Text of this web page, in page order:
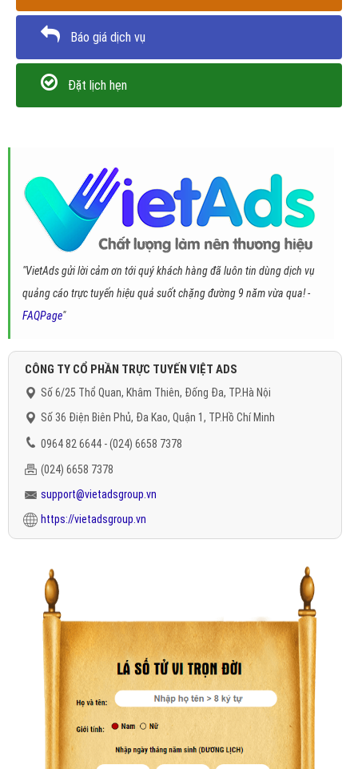
Báo giá dịch vụ
Đặt lịch hẹn
"VietAds gửi lời cảm ơn tới quý khách hàng đã luôn tin dùng dịch vụ
quảng cáo trực tuyến hiệu quả suốt chặng đường 9 năm vừa qua! -
FAQPage"
CÔNG TY CỔ PHẦN TRỰC TUYẾN VIỆT ADS
Số 6/25 Thổ Quan, Khâm Thiên, Đống Đa, TP.Hà Nội
Số 36 Điện Biên Phủ, Đa Kao, Quận 1, TP.Hồ Chí Minh
0964 82 6644 - (024) 6658 7378
(024) 6658 7378
support@vietadsgroup.vn
https://vietadsgroup.vn